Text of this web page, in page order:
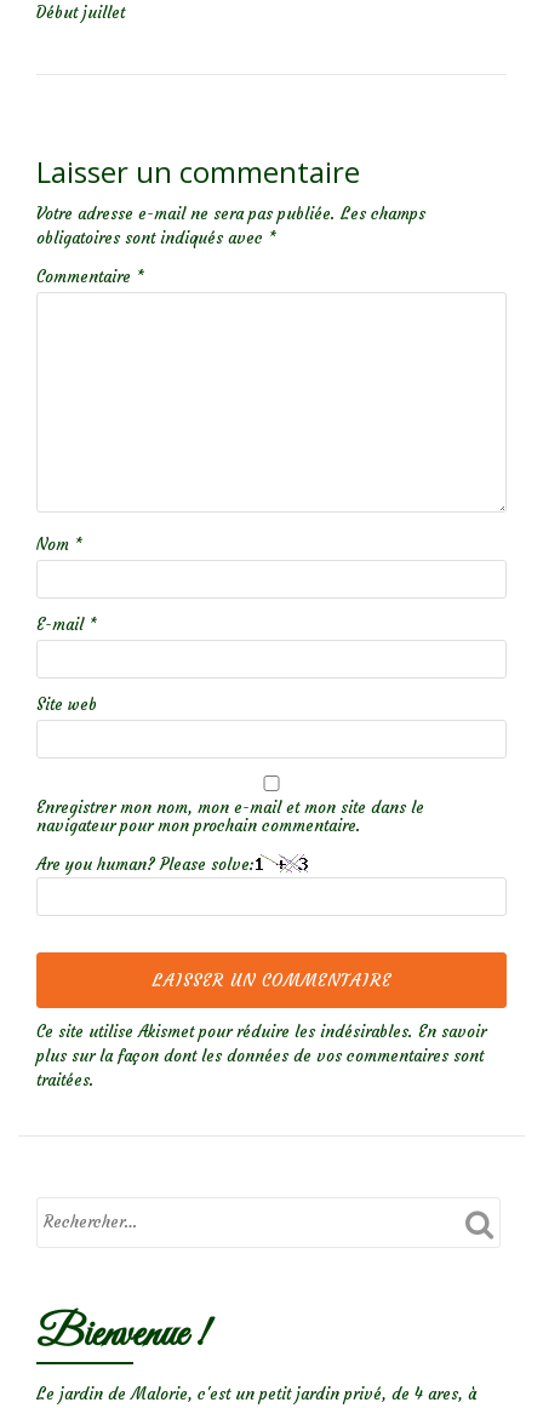
Début juillet
Laisser un commentaire
Votre adresse e-mail ne sera pas publiée. Les champs
obligatoires sont indiqués avec *
Commentaire *
Nom *
E-mail *
Site web
Enregistrer mon nom, mon e-mail et mon site dans le
navigateur pour mon prochain commentaire.
Are you human? Please solve:
Ce site utilise Akismet pour réduire les indésirables. En savoir
plus sur la façon dont les données de vos commentaires sont
traitées.
Bienvenue !
Le jardin de Malorie, c'est un petit jardin privé, de 4 ares, à